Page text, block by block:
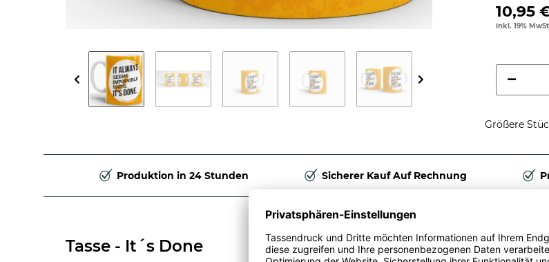
10,95
inkl. 19%
Größere
Produktion in 24 Stunden Sicherer Kauf Auf Rechnung
Tasse - It´s Done Passende